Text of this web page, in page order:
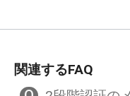
関連するFAQ